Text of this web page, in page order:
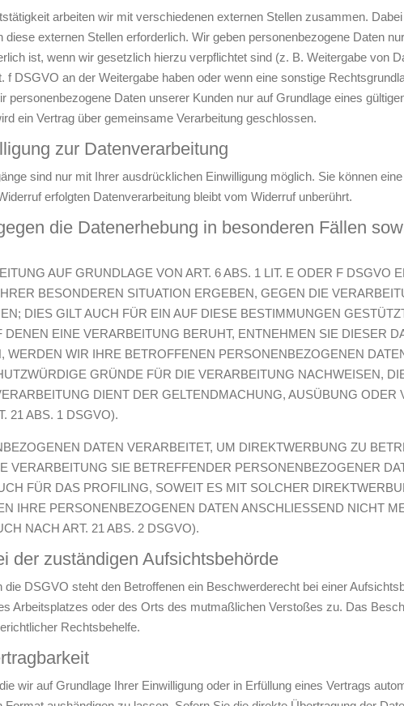
arbeiten wir mit verschiedenen externen Stellen zusammen.
diese externen Stellen erforderlich. Wir geben personenbezogene Daten
ist, wenn wir gesetzlich hierzu verpflichtet sind (z. B. Weitergabe von
f DSGVO an der Weitergabe haben oder wenn eine sonstige
personenbezogene Daten unserer Kunden nur auf Grundlage eines
ein Vertrag über gemeinsame Verarbeitung geschlossen.
zur Datenverarbeitung
sind nur mit Ihrer ausdrücklichen Einwilligung möglich. Sie können
erfolgten Datenverarbeitung bleibt vom Widerruf unberührt.
die Datenerhebung in besonderen Fällen
AUF GRUNDLAGE VON ART. 6 ABS. 1 LIT. E ODER F DSGVO
BESONDEREN SITUATION ERGEBEN, GEGEN DIE
DIES GILT AUCH FÜR EIN AUF DIESE BESTIMMUNGEN
DENEN EINE VERARBEITUNG BERUHT, ENTNEHMEN SIE DIESER
WERDEN WIR IHRE BETROFFENEN PERSONENBEZOGENEN
GRÜNDE FÜR DIE VERARBEITUNG NACHWEISEN,
DIENT DER GELTENDMACHUNG, AUSÜBUNG
21 ABS. 1 DSGVO).
DATEN VERARBEITET, UM DIREKTWERBUNG ZU
VERARBEITUNG SIE BETREFFENDER PERSONENBEZOGENER
FÜR DAS PROFILING, SOWEIT ES MIT SOLCHER
IHRE PERSONENBEZOGENEN DATEN ANSCHLIESSEND NICHT
NACH ART. 21 ABS. 2 DSGVO).
der zuständigen Aufsichts­behörde
die DSGVO steht den Betroffenen ein Beschwerderecht bei einer
Arbeitsplatzes oder des Orts des mutmaßlichen Verstoßes zu. Das
Rechtsbehelfe.
wir auf Grundlage Ihrer Einwilligung oder in Erfüllung eines Vertrags